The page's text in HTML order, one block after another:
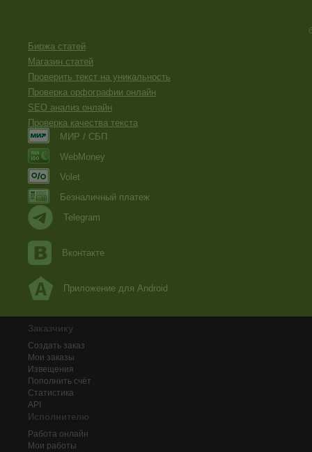
Биржа статей
Магазин статей
Проверить текст на уникальность
Проверка орфографии онлайн
SEO анализ онлайн
Проверка качества текста
МИР / СБП
WebMoney
Volet
Безналичный платеж
Telegram
Вконтакте
Приложение для Android
Заказчику
Создать заказ
Мои заказы
Извещения
Пополнить счёт
Статистика
API
Исполнителю
Работа онлайн
Мои работы